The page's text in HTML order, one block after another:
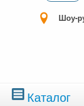
Шоу-
Каталог